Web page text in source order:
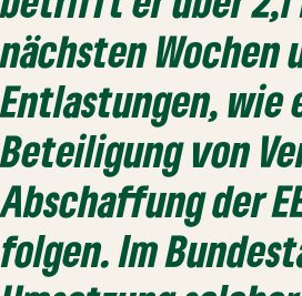
nächsten Wochen
Entlastungen, wie
Beteiligung von
Abschaffung der
folgen. Im